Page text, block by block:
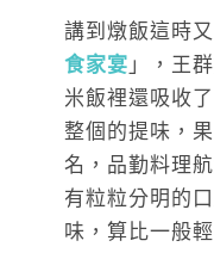
講到燉飯這時
食家宴 」，王
米飯裡還吸收
整個的提味，
名，品勤料理
有粒粒分明的
味，算比一般